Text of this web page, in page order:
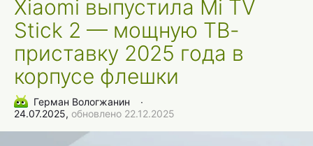
Xiaomi выпустила Mi TV
Stick 2 — мощную ТВ-
приставку 2025 года в
корпусе флешки
Герман Вологжанин
∙
24.07.2025, обновлено 22.12.2025